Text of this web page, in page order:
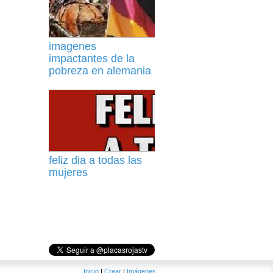
imagenes
impactantes de la
pobreza en alemania
feliz dia a todas las
mujeres
Inicio | Crear | Imágenes